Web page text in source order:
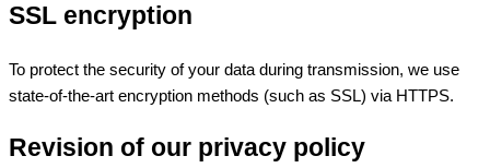
SSL encryption
To protect the security of your data during transmission, we use
state-of-the-art encryption methods (such as SSL) via HTTPS.
Revision of our privacy policy